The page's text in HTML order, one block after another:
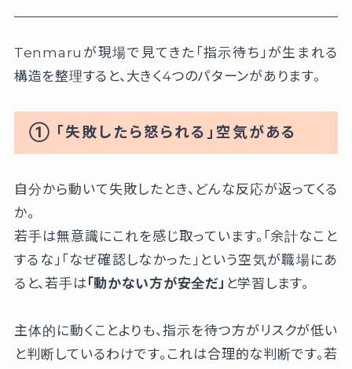
Tenmaruが現場で見てきた「指示待ち」が生まれる
構造を整理すると、大きく4つのパターンがあります。
① 「失敗したら怒られる」空気がある
自分から動いて失敗したとき、どんな反応が返ってくる
か。
若手は無意識にこれを感じ取っています。「余計なこと
するな」「なぜ確認しなかった」という空気が職場にあ
ると、若手は「動かない方が安全だ」 と学習します。
主体的に動くことよりも、指示を待つ方がリスクが低い
と判断しているわけです。これは合理的な判断です。若